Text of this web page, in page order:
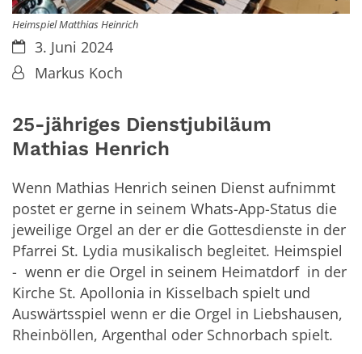
Heimspiel Matthias Heinrich
Datum:
3. Juni 2024
Von:Markus Koch
25-jähriges Dienstjubiläum
Mathias Henrich
Wenn Mathias Henrich seinen Dienst aufnimmt
postet er gerne in seinem Whats-App-Status die
jeweilige Orgel an der er die Gottesdienste in der
Pfarrei St. Lydia musikalisch begleitet. Heimspiel
- wenn er die Orgel in seinem Heimatdorf in der
Kirche St. Apollonia in Kisselbach spielt und
Auswärtsspiel wenn er die Orgel in Liebshausen,
Rheinböllen, Argenthal oder Schnorbach spielt.